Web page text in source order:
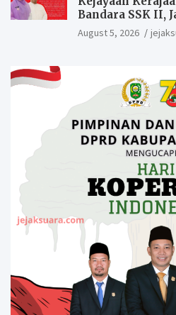
Bandara SSK II,
Gerbang Riau
August 5, 2026